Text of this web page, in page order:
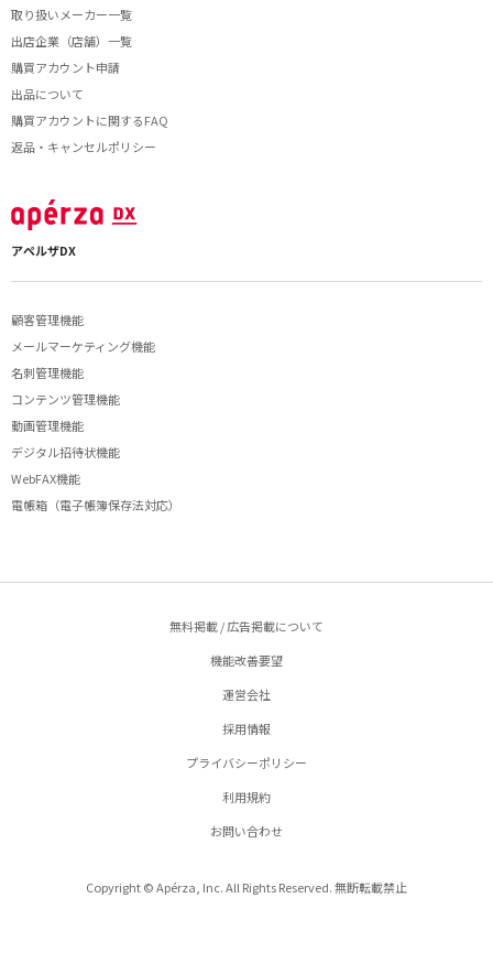
取り扱いメーカー一覧
出店企業（店舗）一覧
購買アカウント申請
出品について
購買アカウントに関するFAQ
返品・キャンセルポリシー
アペルザDX
顧客管理機能
メールマーケティング機能
名刺管理機能
コンテンツ管理機能
動画管理機能
デジタル招待状機能
WebFAX機能
電帳箱（電子帳簿保存法対応）
無料掲載 / 広告掲載について
機能改善要望
運営会社
採用情報
プライバシーポリシー
利用規約
お問い合わせ
Copyright © Apérza, Inc. All Rights Reserved. 無断転載禁止